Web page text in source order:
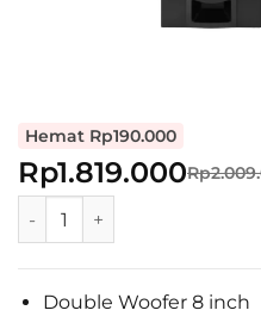
Hemat Rp190.000
Rp1.819.000
POLYTRON Bluetooth
Double Woofer 8 inch